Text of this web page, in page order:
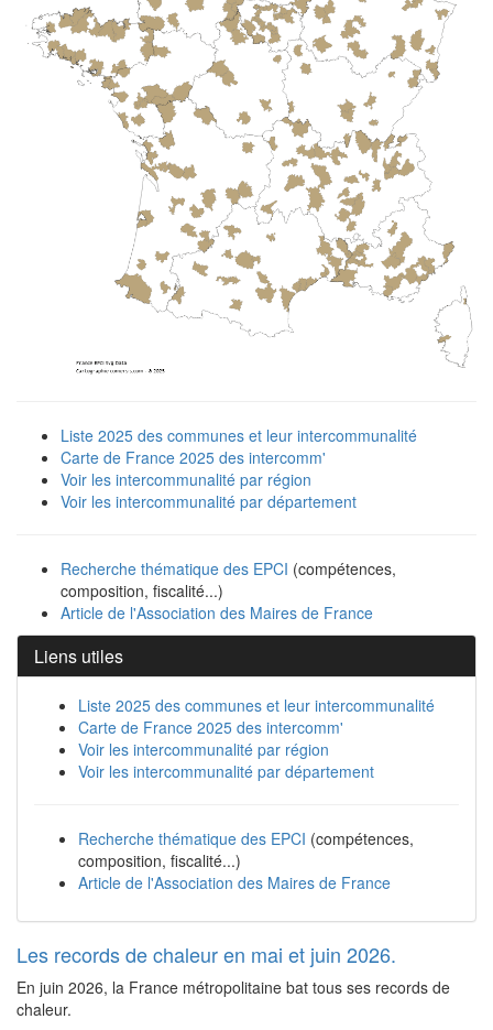
Liste 2025 des communes et leur intercommunalité
Carte de France 2025 des intercomm'
Voir les intercommunalité par région
Voir les intercommunalité par département
Recherche thématique des EPCI (compétences,
composition, fiscalité...)
Article de l'Association des Maires de France
Liens utiles
Liste 2025 des communes et leur intercommunalité
Carte de France 2025 des intercomm'
Voir les intercommunalité par région
Voir les intercommunalité par département
Recherche thématique des EPCI (compétences,
composition, fiscalité...)
Article de l'Association des Maires de France
Les records de chaleur en mai et juin 2026.
En juin 2026, la France métropolitaine bat tous ses records de
chaleur.